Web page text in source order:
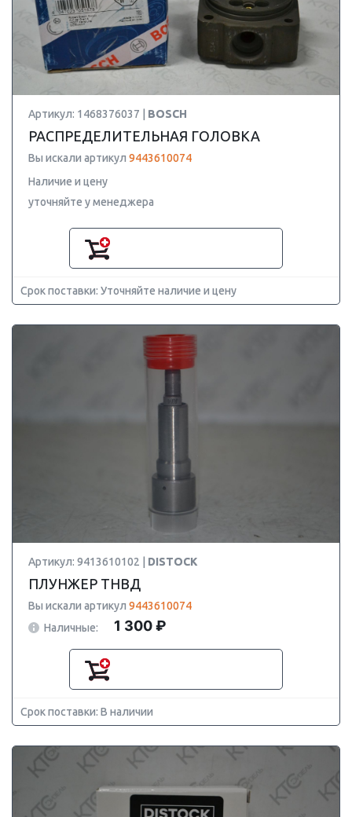
Артикул: 1468376037 | BOSCH
РАСПРЕДЕЛИТЕЛЬНАЯ ГОЛОВКА
Вы искали артикул 9443610074
Наличие и цену
уточняйте у менеджера
Срок поставки: Уточняйте наличие и цену
Артикул: 9413610102 | DISTOCK
ПЛУНЖЕР ТНВД
Вы искали артикул 9443610074
Наличные:
1 300 ₽
Срок поставки: В наличии